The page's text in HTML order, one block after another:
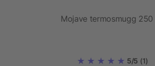
Mojave termosmugg 250
5/5 (1)